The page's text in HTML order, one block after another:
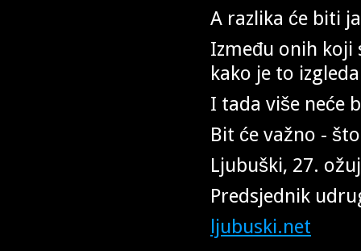
A razlika će biti
Između onih koji
kako je to
I tada više neće
Bit će važno -
Ljubuški, 27.
Predsjednik
ljubuski.net